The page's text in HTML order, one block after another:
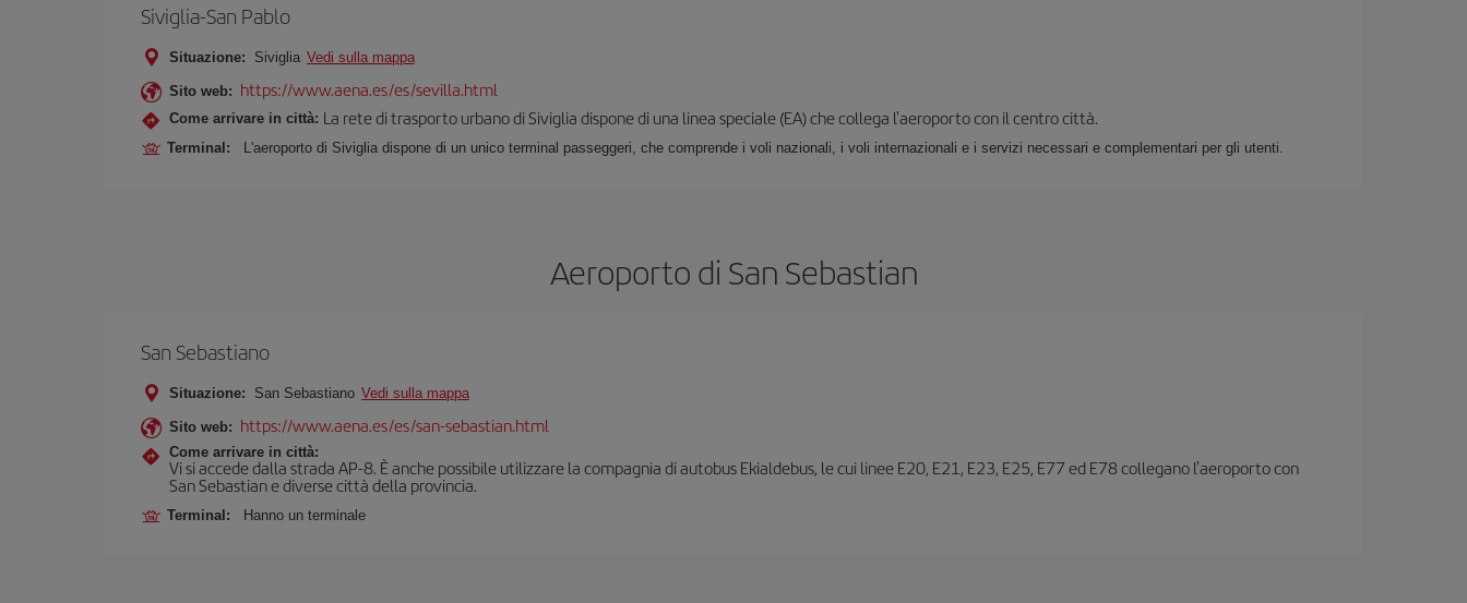
Siviglia-San Pablo
Situazione: Siviglia Vedi sulla mappa
Sito web: https://www.aena.es/es/sevilla.html
Come arrivare in città: La rete di trasporto urbano di Siviglia dispone di una linea speciale (EA) che collega l'aeroporto con il centro città.
Terminal: L'aeroporto di Siviglia dispone di un unico terminal passeggeri, che comprende i voli nazionali, i voli internazionali e i servizi necessari e complementari per gli utenti.
Aeroporto di San Sebastian
San Sebastiano
Situazione: San Sebastiano Vedi sulla mappa
Sito web: https://www.aena.es/es/san-sebastian.html
Come arrivare in città:
Vi si accede dalla strada AP-8. È anche possibile utilizzare la compagnia di autobus Ekialdebus, le cui linee E20, E21, E23, E25, E77 ed E78 collegano l'aeroporto con
San Sebastian e diverse città della provincia.
Terminal: Hanno un terminale